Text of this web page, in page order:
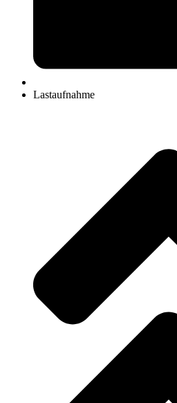
Lastaufnahme